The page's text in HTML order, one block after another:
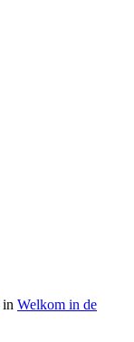
in Welkom in de